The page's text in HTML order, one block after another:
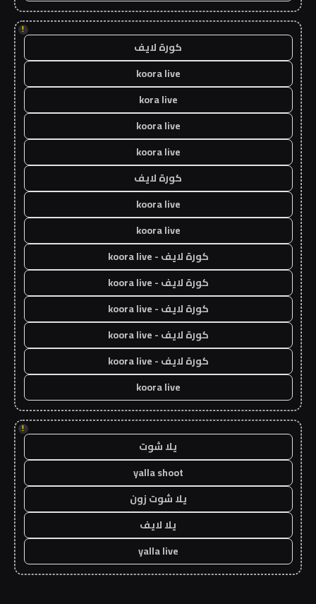
!
كورة لايف
koora live
kora live
koora live
koora live
كورة لايف
koora live
koora live
كورة لايف - koora live
كورة لايف - koora live
كورة لايف - koora live
كورة لايف - koora live
كورة لايف - koora live
koora live
!
يلا شوت
yalla shoot
يلا شوت زون
يلا لايف
yalla live